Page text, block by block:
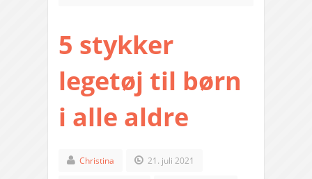
5 stykker
legetøj til børn
i alle aldre
Christina 21. juli 2021